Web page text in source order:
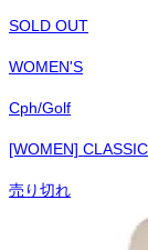
SOLD OUT
WOMEN'S
Cph/Golf
[WOMEN]
売り切れ